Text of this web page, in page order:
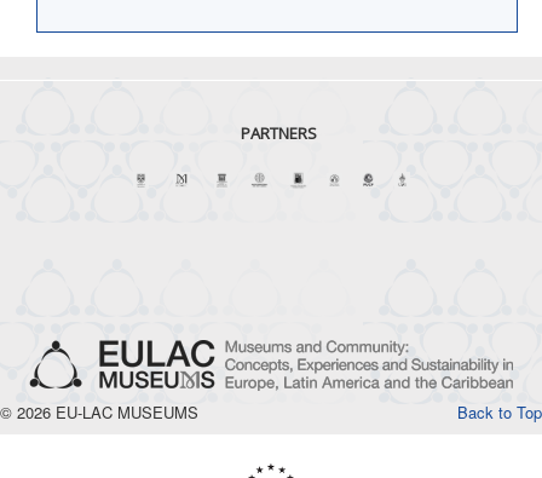
PARTNERS
Back to Top
© 2026 EU-LAC MUSEUMS